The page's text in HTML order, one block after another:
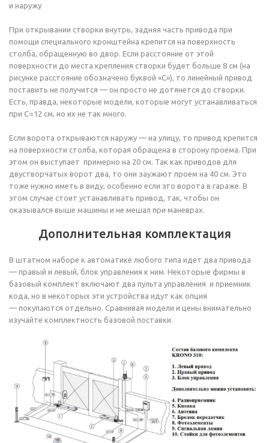
и наружу
При открывании створки внутрь, задняя часть привода при
помощи специального кронштейна крепится на поверхность
столба, обращенную во двор. Если расстояние от этой
поверхности до места крепления створки будет больше 8 см (на
рисунке расстояние обозначено буквой «С»), то линейный привод
поставить не получится — он просто не дотянется до створки.
Есть, правда, некоторые модели, которые могут устанавливаться
при С=12 см, но их не так много.
Если ворота открываются наружу — на улицу, то привод крепится
на поверхности столба, которая обращена в сторону проема. При
этом он выступает примерно на 20 см. Так как приводов для
двустворчатых ворот два, то они заужают проем на 40 см. Это
тоже нужно иметь в виду, особенно если это ворота в гараже. В
этом случае стоит устанавливать привод, так, чтобы он
оказывался выше машины и не мешал при маневрах.
Дополнительная комплектация
В штатном наборе к автоматике любого типа идет два привода
— правый и левый, блок управления к ним. Некоторые фирмы в
базовый комплект включают два пульта управления и приемник
кода, но в некоторых эти устройства идут как опция
— покупаются отдельно. Сравнивая модели и цены внимательно
изучайте комплектность базовой поставки.